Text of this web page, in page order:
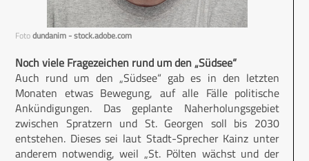
Fotodundanim - stock.adobe.com
Noch viele Fragezeichen rund um den „Südsee“
Auch rund um den „Südsee“ gab es in den letzten
Monaten etwas Bewegung, auf alle Fälle politische
Ankündigungen. Das geplante Naherholungsgebiet
zwischen Spratzern und St. Georgen soll bis 2030
entstehen. Dieses sei laut Stadt-Sprecher Kainz unter
anderem notwendig, weil „St. Pölten wächst und der